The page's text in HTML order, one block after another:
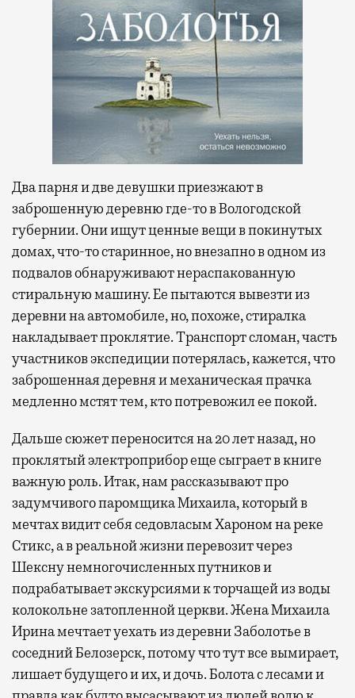
Два парня и две девушки приезжают в
заброшенную деревню где-то в Вологодской
губернии. Они ищут ценные вещи в покинутых
домах, что-то старинное, но внезапно в одном из
подвалов обнаруживают нераспакованную
стиральную машину. Ее пытаются вывезти из
деревни на автомобиле, но, похоже, стиралка
накладывает проклятие. Транспорт сломан, часть
участников экспедиции потерялась, кажется, что
заброшенная деревня и механическая прачка
медленно мстят тем, кто потревожил ее покой.
Дальше сюжет переносится на 20 лет назад, но
проклятый электроприбор еще сыграет в книге
важную роль. Итак, нам рассказывают про
задумчивого паромщика Михаила, который в
мечтах видит себя седовласым Хароном на реке
Стикс, а в реальной жизни перевозит через
Шексну немногочисленных путников и
подрабатывает экскурсиями к торчащей из воды
колокольне затопленной церкви. Жена Михаила
Ирина мечтает уехать из деревни Заболотье в
соседний Белозерск, потому что тут все вымирает,
лишает будущего и их, и дочь. Болота с лесами и